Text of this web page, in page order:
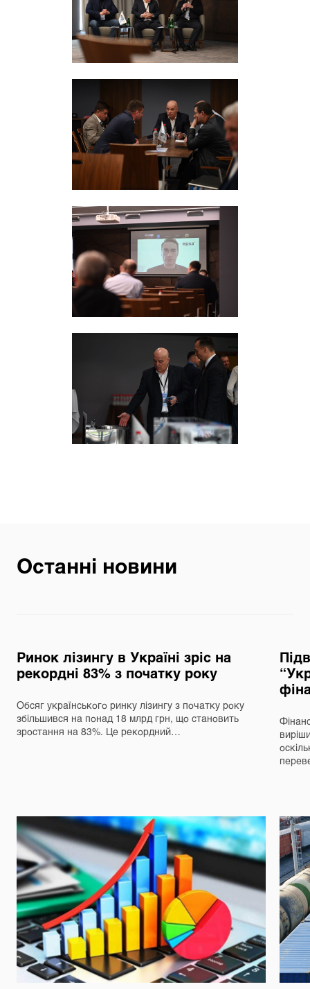
Останні новини
Ринок лізингу в Україні зріс на
рекордні 83% з початку року
Обсяг українського ринку лізингу з початку року
збільшився на понад 18 млрд грн, що становить
зростання на 83%. Це рекордний…